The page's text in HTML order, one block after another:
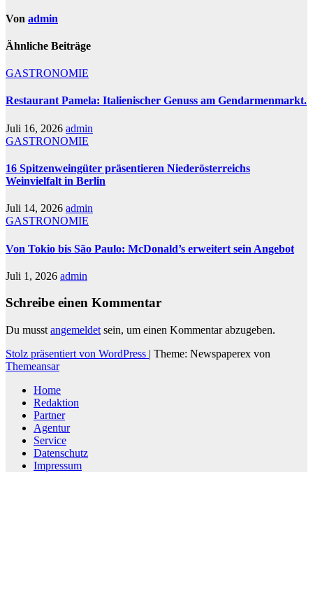
Von admin
Ähnliche Beiträge
GASTRONOMIE
Restaurant Pamela: Italienischer Genuss am Gendarmenmarkt.
Juli 16, 2026 admin
GASTRONOMIE
16 Spitzenweingüter präsentieren Niederösterreichs
Weinvielfalt in Berlin
Juli 14, 2026 admin
GASTRONOMIE
Von Tokio bis São Paulo: McDonald’s erweitert sein Angebot
Juli 1, 2026 admin
Schreibe einen Kommentar
Du musst angemeldet sein, um einen Kommentar abzugeben.
Stolz präsentiert von WordPress | Theme: Newspaperex von
Themeansar
Home
Redaktion
Partner
Agentur
Service
Datenschutz
Impressum